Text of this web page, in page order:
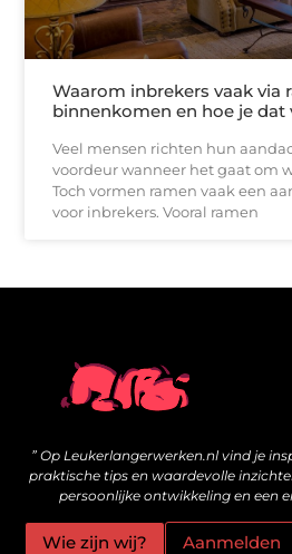
Waarom inbrekers vaak via
binnenkomen en hoe je
Veel mensen richten hun
voordeur wanneer het gaat om
Toch vormen ramen vaak een
voor inbrekers. Vooral ramen
” Op Leukerlangerwerken.nl vind je
praktische tips en waardevolle
persoonlijke ontwikkeling en een
Wie zijn wij? Aanmelden